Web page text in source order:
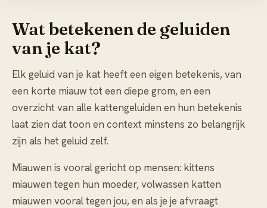
Wat betekenen de geluiden
van je kat?
Elk geluid van je kat heeft een eigen betekenis, van
een korte miauw tot een diepe grom, en een
overzicht van alle kattengeluiden en hun betekenis
laat zien dat toon en context minstens zo belangrijk
zijn als het geluid zelf.
Miauwen is vooral gericht op mensen: kittens
miauwen tegen hun moeder, volwassen katten
miauwen vooral tegen jou, en als je je afvraagt